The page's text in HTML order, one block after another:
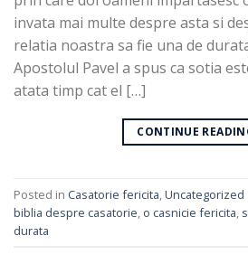
invata mai multe despre asta si
relatia noastra sa fie una de
Apostolul Pavel a spus ca sotia
atata timp cat el […]
CONTINUE
Posted in Casatorie fericita,Uncategorized
biblia despre casatorie, o casnicie fericita,
durata